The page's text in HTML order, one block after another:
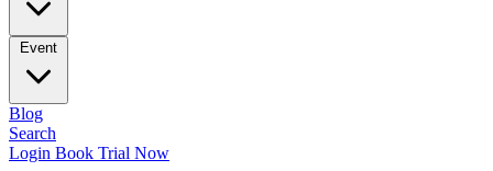
Event
Blog
Search
Login Book Trial Now